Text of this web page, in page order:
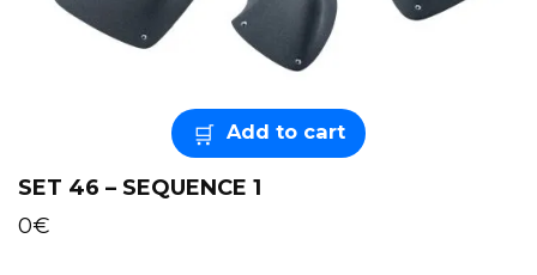
Add to cart
SET 46 – SEQUENCE 1
0€